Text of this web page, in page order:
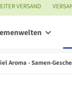
VERSAND
Aroma - Samen-